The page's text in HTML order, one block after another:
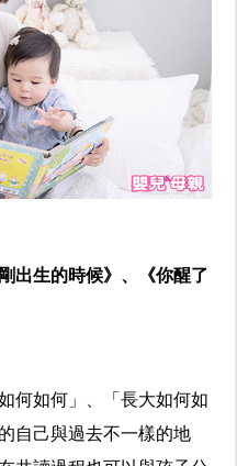
出生的時候》、《你醒了
何如何」、「長大如何如
自己與過去不一樣的地